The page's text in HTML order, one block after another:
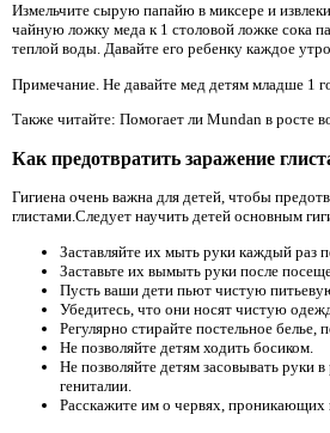
Измельчите сырую папайю в миксере и
чайную ложку меда к 1 столовой ложке сока
теплой воды. Давайте его ребенку каждое
Примечание. Не давайте мед детям младше 1
Также читайте: Помогает ли Mundan в росте
Как предотвратить заражение
Гигиена очень важна для детей, чтобы
глистами.Следует научить детей основным
Заставляйте их мыть руки каждый раз
Заставьте их вымыть руки после
Пусть ваши дети пьют чистую
Убедитесь, что они носят чистую
Регулярно стирайте постельное белье,
Не позволяйте детям ходить босиком.
Не позволяйте детям засовывать руки
гениталии.
Расскажите им о червях, проникающих